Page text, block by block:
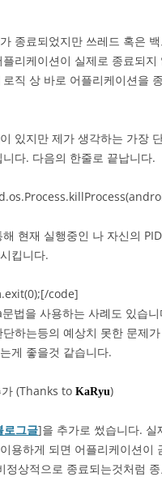
종료되었지만 쓰레드 혹은
리케이션이 실제로 종료되지
직 상 바로 어플리케이션을
있지만 제가 생각하는 가장
다. 다음의 한줄로 끝납니다.
현재 실행중인 나 자신의
킵니다.
code]
문법을 사용하는 사례도 있습
하는등의 예상치 못한 문제
게 좋을것 같습니다.
(Thanks to KaRyu)
로그글]을 추가로 썼습니다. 실
용하게 되면 어플리케이션이
정상적으로 종료되는것처럼